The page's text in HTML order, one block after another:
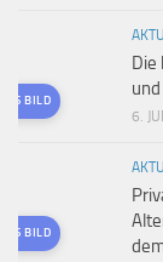
BILD
Die
6.
BILD